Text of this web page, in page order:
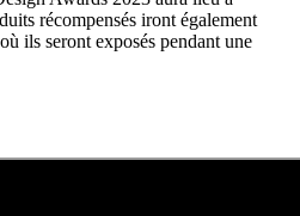
récompensés iront également
ils seront exposés pendant une